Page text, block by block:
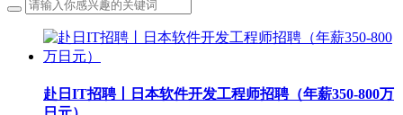
赴日IT招聘丨日本软件开发工程师招聘（年薪350-800万